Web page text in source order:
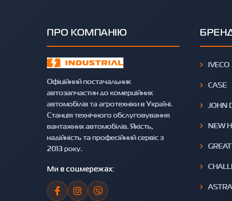
ПРО КОМПАНІЮ
Офіційний постачальник
автозапчастин до комерційних
автомобілів та агротехніки в Україні.
Станція технічного обслуговування
вантажних автомобілів. Якість,
надійність та професійний сервіс з
2013 року.
Ми в соцмережах:
IVECO
CASE
JOHN
NEW
ASTRA